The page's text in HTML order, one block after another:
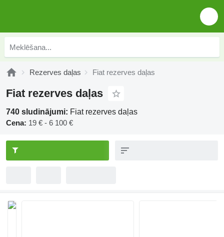
Rezerves daļas Fiat rezerves daļas
Fiat rezerves daļas
740 sludinājumi: Fiat rezerves daļas
Cena: 19 € - 6 100 €